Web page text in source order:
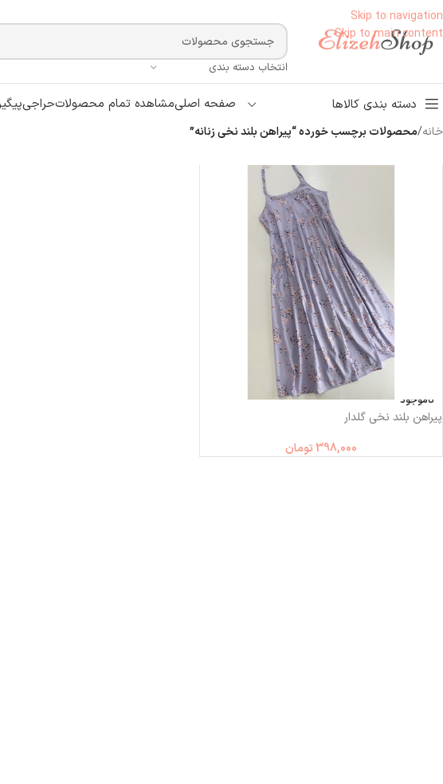
Skip to navigation
Skip to main content
انتخاب دسته بندی
دسته بندی کالاها صفحه اصلیمشاهده تمام محصولاتحراجی
خانه/محصولات برچسب خورده “پیراهن بلند نخی زنانه”
ناموجود
پیراهن بلند نخی گلدار
398,000 تومان